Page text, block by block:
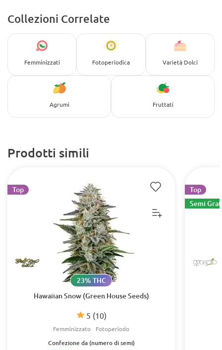
Collezioni Correlate
Femminizzati Fotoperiodica Varietà Dolci
Agrumi Fruttati
Prodotti simili
Hawaiian Snow (Green House Seeds)
5 (10)
23% THC
Femminizzato Fotoperiodo
Top
Confezione da (numero di semi)
Top
Semi